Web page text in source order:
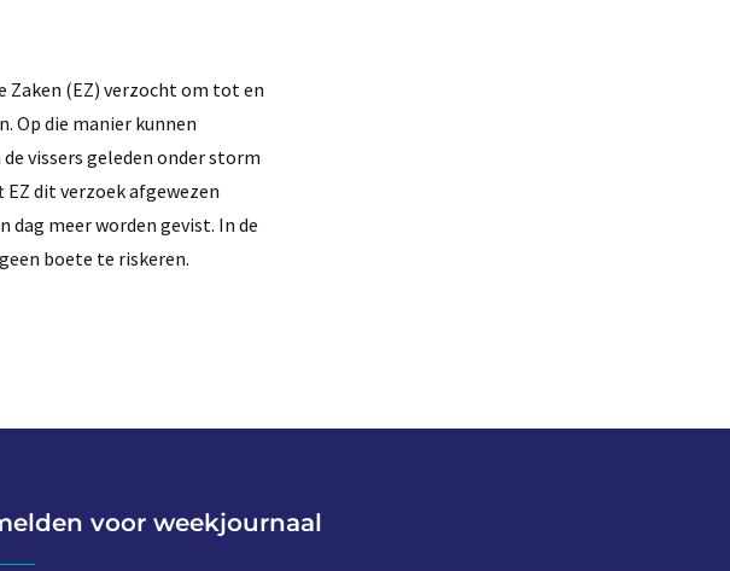
Zaken (EZ) verzocht om tot en
Op die manier kunnen
vissers geleden onder storm
EZ dit verzoek afgewezen
dag meer worden gevist. In de
boete te riskeren.
voor weekjournaal